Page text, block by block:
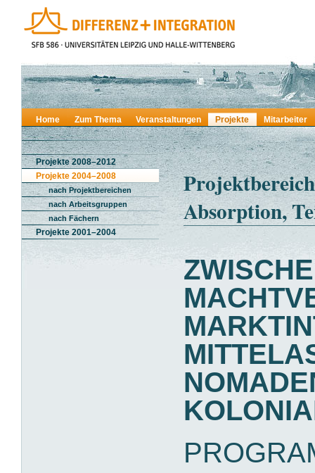
Home Zum Thema Veranstaltungen Projekte Mitarbeiter
Projekte 2008–2012
Projekte 2004–2008
nach Projektbereichen
nach Arbeitsgruppen
nach Fächern
Projekte 2001–2004
Absorption,